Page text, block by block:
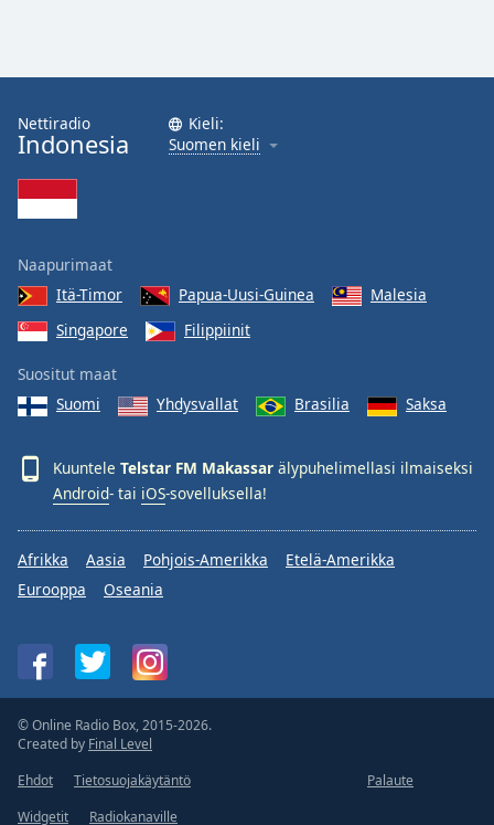
Nettiradio
Indonesia
Kieli:
Suomen kieli
Naapurimaat
Itä-Timor
Papua-Uusi-Guinea
Malesia
Singapore
Filippiinit
Suositut maat
Suomi
Yhdysvallat Brasilia Saksa
Kuuntele Telstar FM Makassar älypuhelimellasi ilmaiseksi
Android- tai iOS-sovelluksella!
Afrikka Aasia Pohjois-Amerikka
Etelä-Amerikka
Eurooppa
Oseania
© Online Radio Box, 2015-2026.
Created by Final Level
Ehdot
Tietosuojakäytäntö
Palaute
Widgetit
Radiokanaville